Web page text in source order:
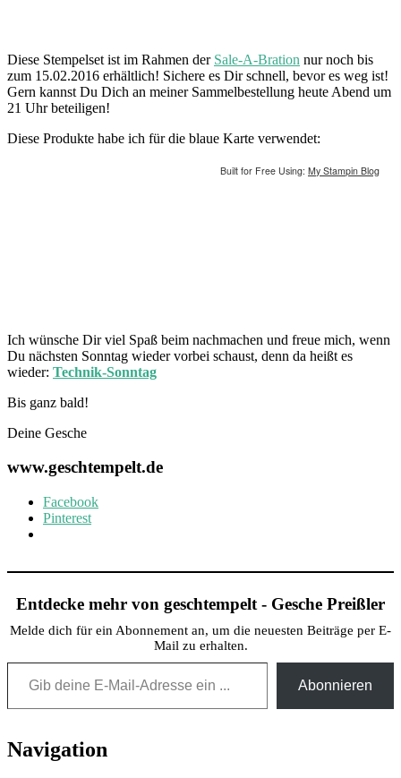
Diese Stempelset ist im Rahmen der Sale-A-Bration nur noch bis
zum 15.02.2016 erhältlich! Sichere es Dir schnell, bevor es weg ist!
Gern kannst Du Dich an meiner Sammelbestellung heute Abend um
21 Uhr beteiligen!
Diese Produkte habe ich für die blaue Karte verwendet:
Built for Free Using: My Stampin Blog
Ich wünsche Dir viel Spaß beim nachmachen und freue mich, wenn
Du nächsten Sonntag wieder vorbei schaust, denn da heißt es
wieder: Technik-Sonntag
Bis ganz bald!
Deine Gesche
www.geschtempelt.de
Facebook
Pinterest
Entdecke mehr von geschtempelt - Gesche Preißler
Melde dich für ein Abonnement an, um die neuesten Beiträge per E-
Mail zu erhalten.
Gib deine E-Mail-Adresse ein ...
Abonnieren
Post
Navigation